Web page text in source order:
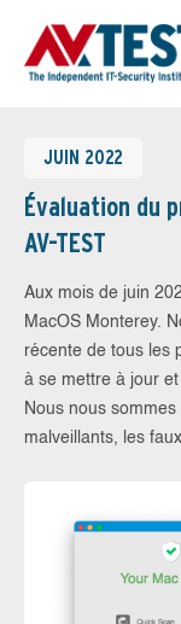
JUIN 2022
Évaluation du
AV-TEST
Aux mois de juin
MacOS Monterey.
récente de tous les
à se mettre à jour
Nous nous
malveillants, les